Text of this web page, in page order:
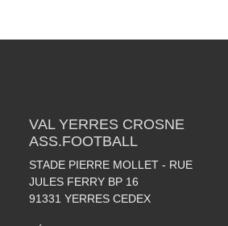
VAL YERRES CROSNE
ASS.FOOTBALL
STADE PIERRE MOLLET - RUE
JULES FERRY BP 16
91331 YERRES CEDEX